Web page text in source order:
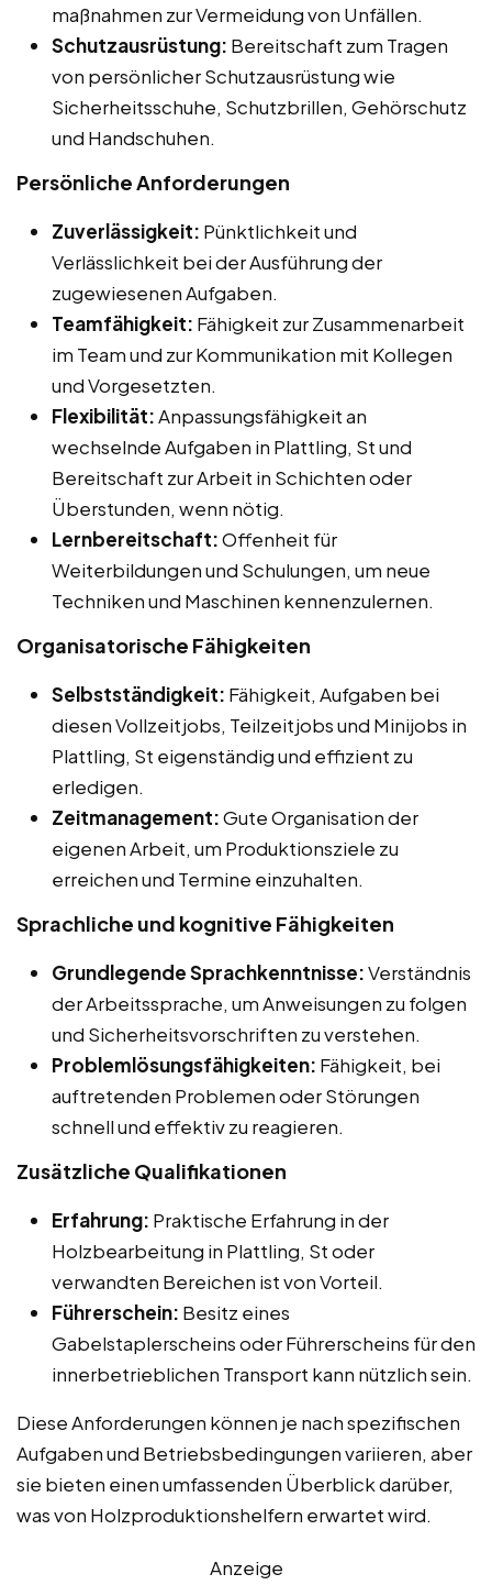
maßnahmen zur Vermeidung von Unfällen.
Schutzausrüstung: Bereitschaft zum Tragen
von persönlicher Schutzausrüstung wie
Sicherheitsschuhe, Schutzbrillen, Gehörschutz
und Handschuhen.
Persönliche Anforderungen
Zuverlässigkeit: Pünktlichkeit und
Verlässlichkeit bei der Ausführung der
zugewiesenen Aufgaben.
Teamfähigkeit: Fähigkeit zur Zusammenarbeit
im Team und zur Kommunikation mit Kollegen
und Vorgesetzten.
Flexibilität:Anpassungsfähigkeit an
wechselnde Aufgaben in Plattling, St und
Bereitschaft zur Arbeit in Schichten oder
Überstunden, wenn nötig.
Lernbereitschaft:Offenheit für
Weiterbildungen und Schulungen, um neue
Techniken und Maschinen kennenzulernen.
Organisatorische Fähigkeiten
Selbstständigkeit: Fähigkeit, Aufgaben bei
diesen Vollzeitjobs, Teilzeitjobs und Minijobs in
Plattling, St eigenständig und effizient zu
erledigen.
Zeitmanagement:Gute Organisation der
eigenen Arbeit, um Produktionsziele zu
erreichen und Termine einzuhalten.
Sprachliche und kognitive Fähigkeiten
Grundlegende Sprachkenntnisse:Verständnis
der Arbeitssprache, um Anweisungen zu folgen
und Sicherheitsvorschriften zu verstehen.
Problemlösungsfähigkeiten: Fähigkeit, bei
auftretenden Problemen oder Störungen
schnell und effektiv zu reagieren.
Zusätzliche Qualifikationen
Erfahrung: Praktische Erfahrung in der
Holzbearbeitung in Plattling, St oder
verwandten Bereichen ist von Vorteil.
Führerschein: Besitz eines
Gabelstaplerscheins oder Führerscheins für den
innerbetrieblichen Transport kann nützlich sein.
Diese Anforderungen können je nach spezifischen
Aufgaben und Betriebsbedingungen variieren, aber
sie bieten einen umfassenden Überblick darüber,
was von Holzproduktionshelfern erwartet wird.
Anzeige